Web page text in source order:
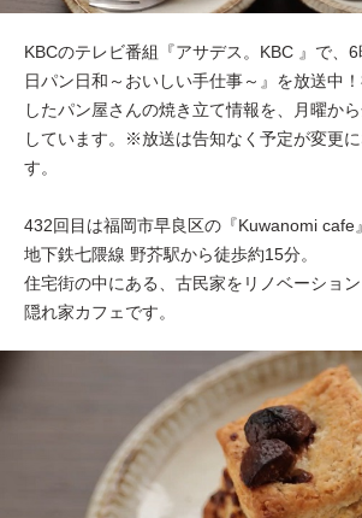
KBCのテレビ番組『アサデス。KBC 』で、
日パン日和～おいしい手仕事～』を放送中
したパン屋さんの焼き立て情報を、月曜か
しています。※放送は告知なく予定が変更
す。
432回目は福岡市早良区の『Kuwanomi cafe
地下鉄七隈線 野芥駅から徒歩約15分。
住宅街の中にある、古民家をリノベーショ
隠れ家カフェです。